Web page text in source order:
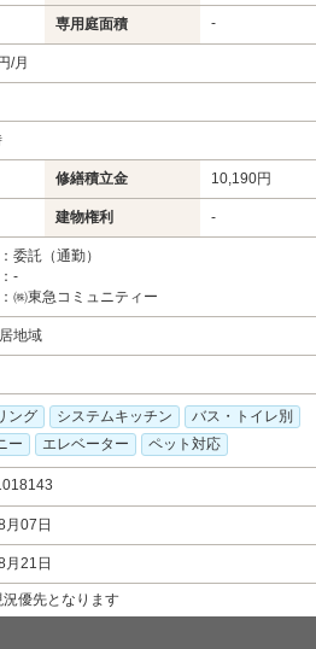
専用庭面積 -
/月
修繕積立金 10,190円
建物権利 -
委託（通勤）
-
㈱東急コミュニティー
地域
ング システムキッチン
バス・トイレ別
ー
エレベーター ペット対応
月07日
月21日
優先となります